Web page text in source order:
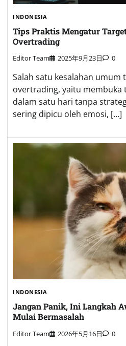
INDONESIA
Tips Praktis Mengatur
Overtrading
Editor Team 2025年9月23日 0
Salah satu kesalahan umum
overtrading, yaitu membuka
dalam satu hari tanpa
sering dipicu oleh emosi, […]
INDONESIA
Jangan Panik, Ini Langkah
Mulai Bermasalah
Editor Team 2026年5月16日 0